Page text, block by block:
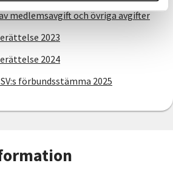
medlemsavgift och övriga avgifter
2023
2024
förbundsstämma 2025